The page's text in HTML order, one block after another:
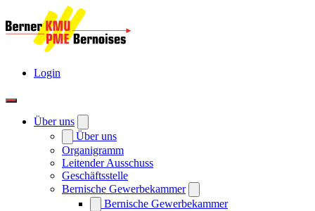
Login
Über uns
Über uns
Organigramm
Leitender Ausschuss
Geschäftsstelle
Bernische Gewerbekammer
Bernische Gewerbekammer